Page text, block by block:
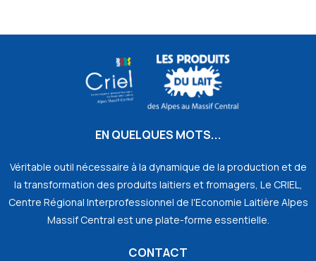
EN QUELQUES MOTS...
Véritable outil nécessaire à la dynamique de la production et de
la transformation des produits laitiers et fromagers, Le CRIEL,
Centre Régional Interprofessionnel de l'Economie Laitière Alpes
Massif Central est une plate-forme essentielle.
CONTACT